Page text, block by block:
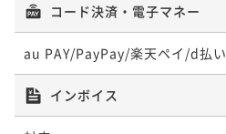
コード決済・電子マネー
au PAY/PayPay/楽天ペイ/d払い
インボイス